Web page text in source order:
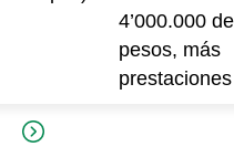
4’000.000 de
pesos, más
prestaciones